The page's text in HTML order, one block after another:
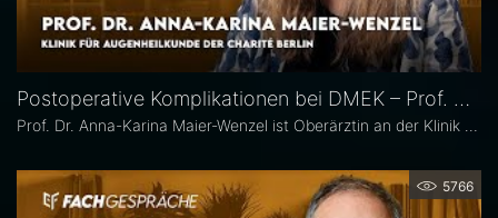
Postoperative Komplikationen bei DMEK – Prof. Dr. Anna-Karina Maier-Wenzel
5766